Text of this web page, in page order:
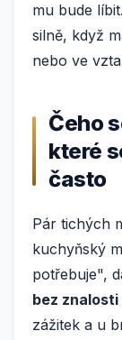
mu bude
silně, když
nebo ve
Čeho
které
často
Pár tichých
kuchyňský
potřebuje",
bez
zážitek a u